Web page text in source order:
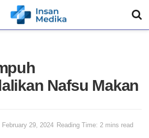
Nafsu Makan
February 29, 2024 Reading Time: 2 mins read